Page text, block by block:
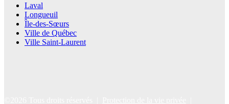
Laval
Longueuil
Île-des-Sœurs
Ville de Québec
Ville Saint-Laurent